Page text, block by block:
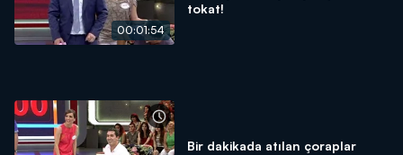
00:01:54
tokat!
Bir dakikada atılan çoraplar